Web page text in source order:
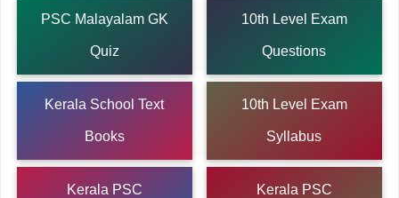
PSC Malayalam GK
Quiz
10th Level Exam
Questions
Kerala School Text
Books
10th Level Exam
Syllabus
Kerala PSC Kerala PSC